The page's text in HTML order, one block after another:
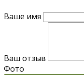
Ваше имя
Ваш отзыв
Фото